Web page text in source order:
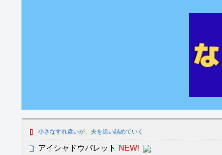
小さなすれ違いが、夫を追い詰めていく
アイシャドウパレット NEW!